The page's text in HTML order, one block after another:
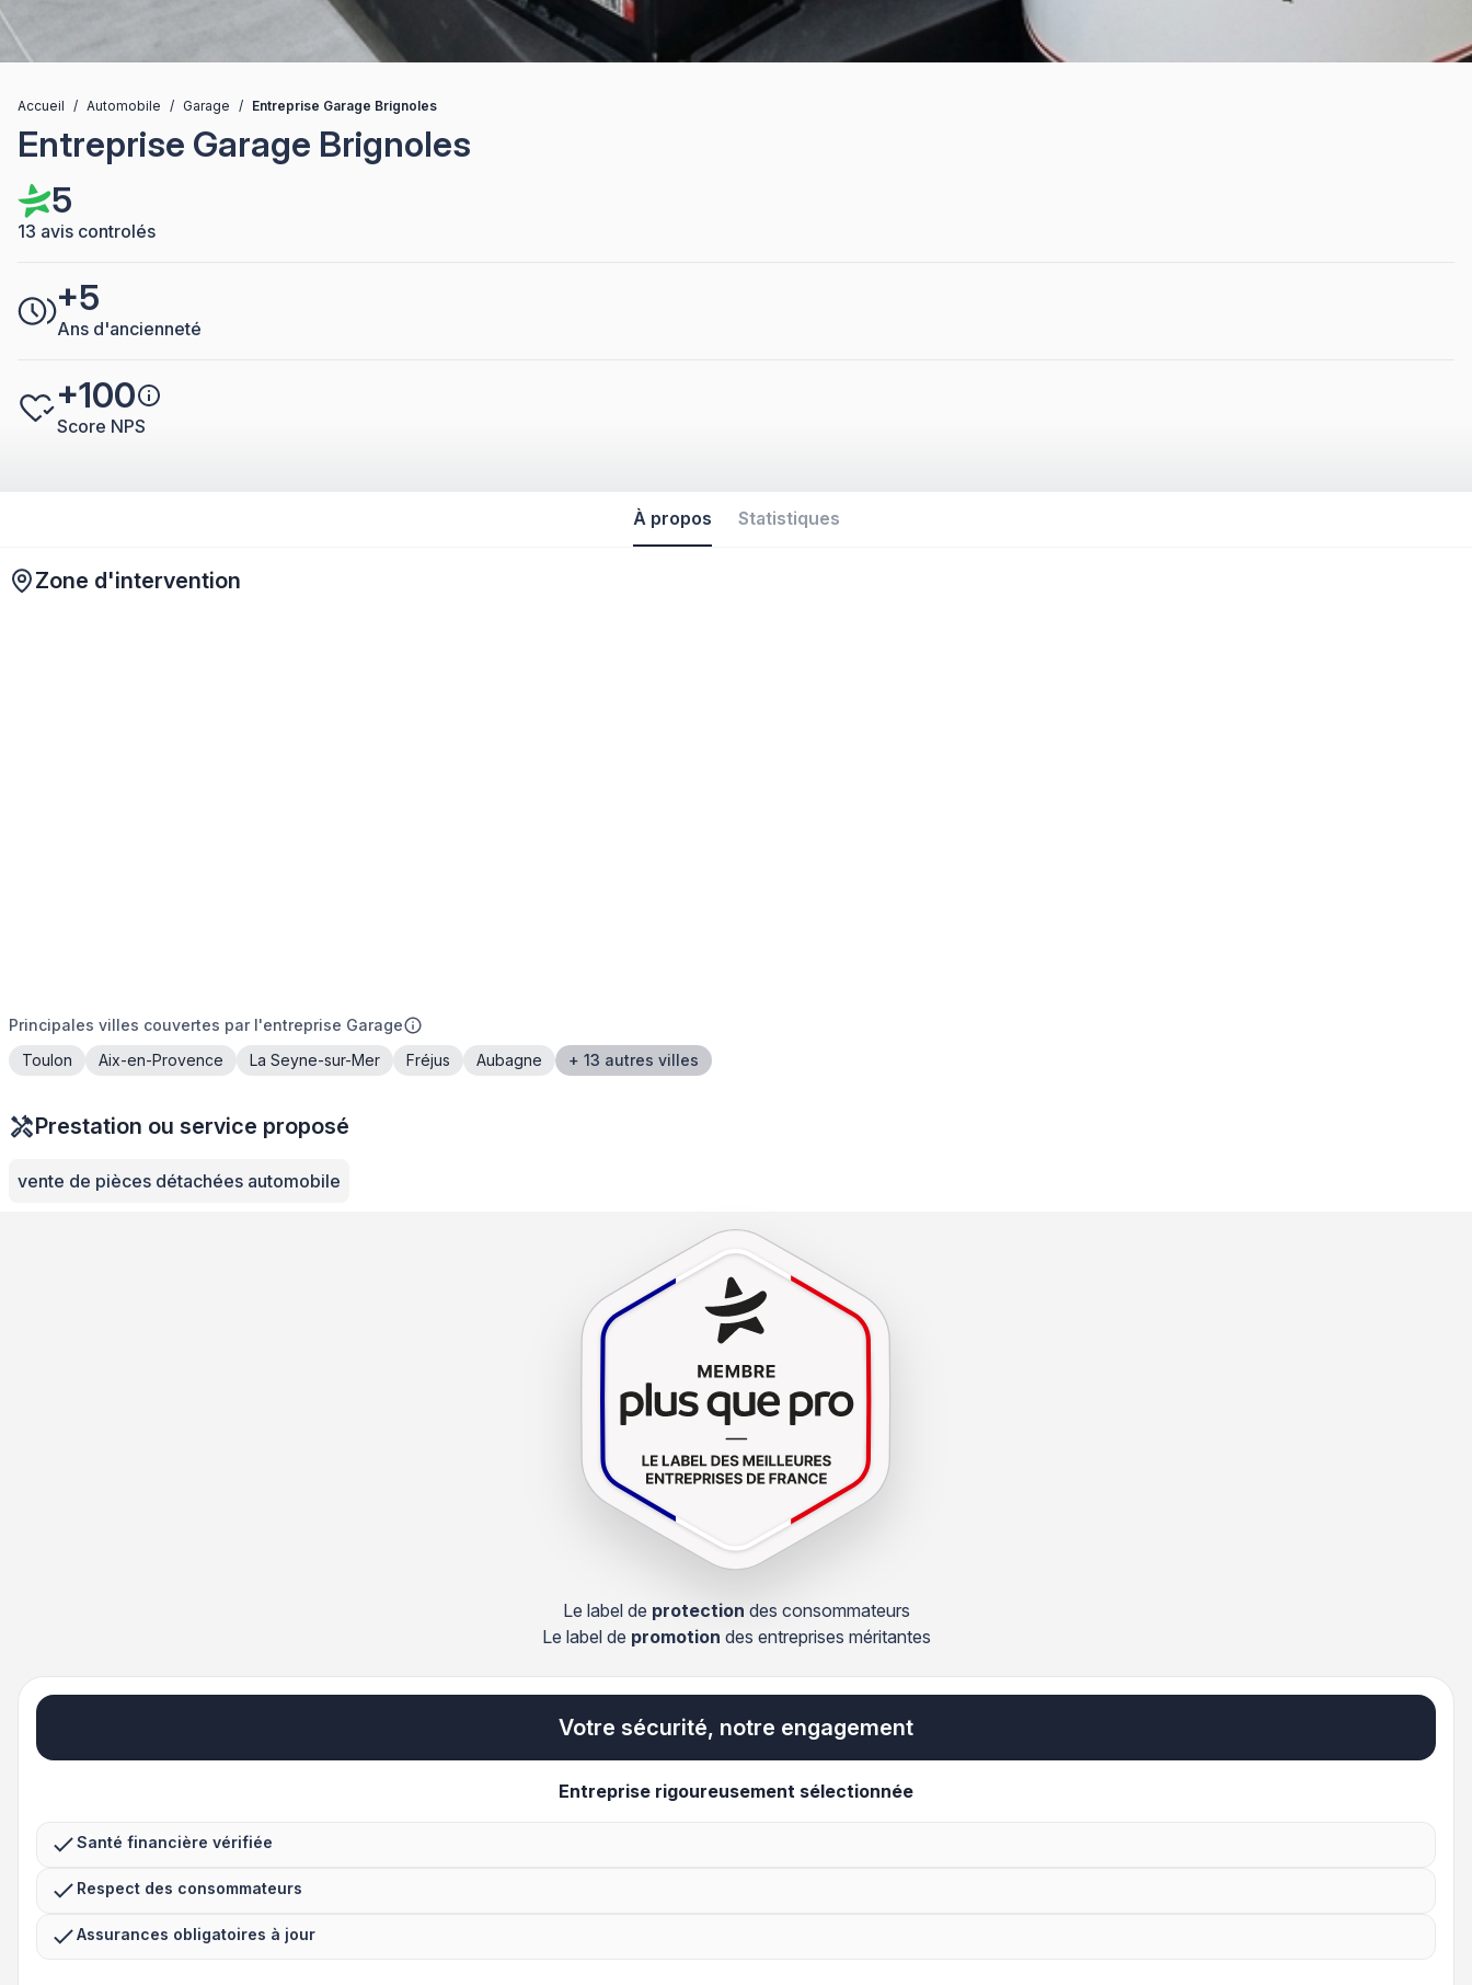
Accueil / Automobile / Garage / Entreprise Garage Brignoles
Entreprise Garage Brignoles
5
13 avis controlés
+5
Ans d'ancienneté
+100
Score NPS
À propos Statistiques
Zone d'intervention
Principales villes couvertes par l'entreprise Garage
Toulon
Aix-en-Provence La Seyne-sur-Mer Fréjus Aubagne + 13 autres villes
Prestation ou service proposé
vente de pièces détachées automobile
Le label de protection des consommateurs
Le label de promotion des entreprises méritantes
Votre sécurité, notre engagement
Entreprise rigoureusement sélectionnée
Santé financière vérifiée
Respect des consommateurs
Assurances obligatoires à jour